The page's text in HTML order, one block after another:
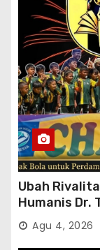
Ubah
Humanis Dr.
TimurAgu 4, 2026